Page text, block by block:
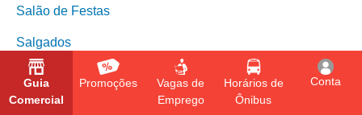
Guia
Comercial
Promoções
Vagas de
Emprego
Horários de
Ônibus
Conta
Salão de Festas
Salgados
Saúde
Segurança Eletrônica